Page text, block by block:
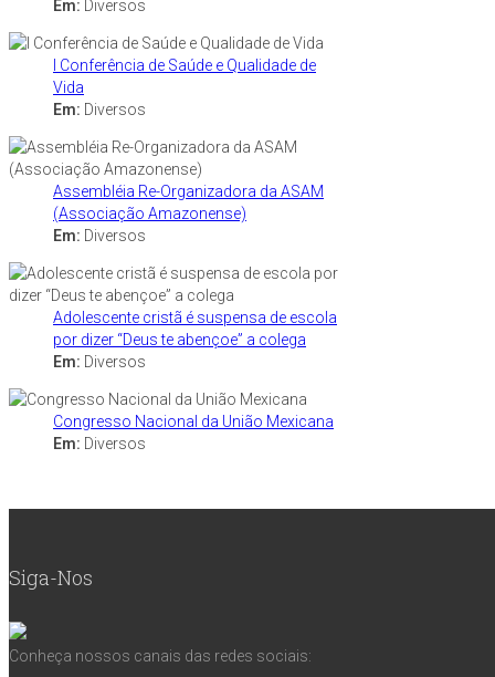
Em: Diversos
I Conferência de Saúde e Qualidade de
Vida
Em: Diversos
Assembléia Re-Organizadora da ASAM
(Associação Amazonense)
Em: Diversos
Adolescente cristã é suspensa de escola
por dizer “Deus te abençoe” a colega
Em: Diversos
Congresso Nacional da União Mexicana
Em: Diversos
Siga-Nos
Conheça nossos canais das redes sociais: